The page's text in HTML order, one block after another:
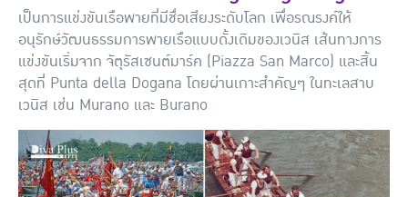
เป็นการแข่งขันเรือพายที่มีชื่อเสียงระดับโลก เพื่อรณรงค์ให้
อนุรักษ์วัฒนธรรมการพายเรือแบบดั้งเดิมของเวนิส เส้นทางการ
แข่งขันเริ่มจาก จัตุรัสเซนต์มาร์ค (Piazza San Marco) และสิ้น
สุดที่ Punta della Dogana โดยผ่านเกาะสำคัญๆ ในทะเลสาบ
เวนิส เช่น Murano และ Burano